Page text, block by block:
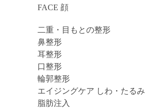
FACE 顔
二重・目もとの整形
鼻整形
耳整形
口整形
輪郭整形
エイジングケア しわ・たるみ
脂肪注入